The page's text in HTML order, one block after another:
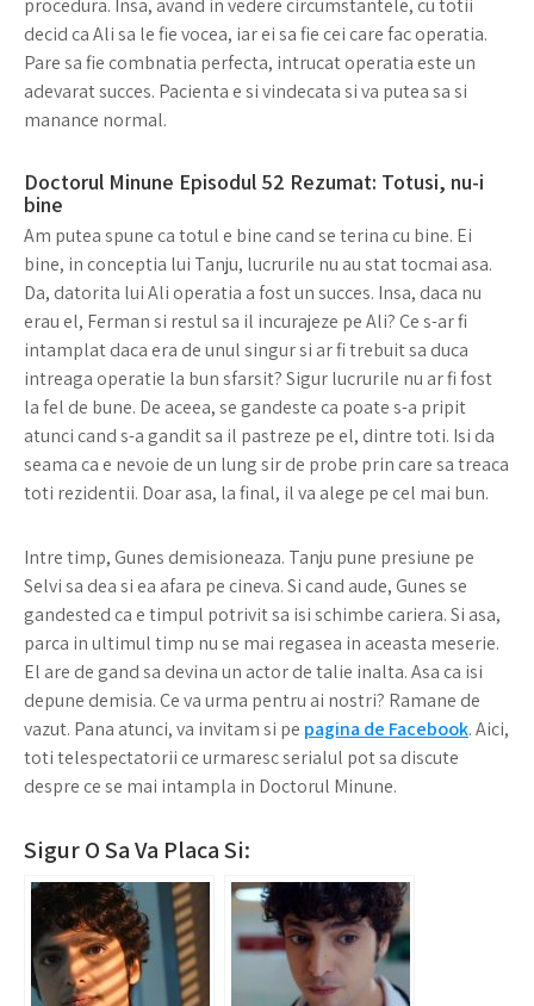
procedura. Insa, avand in vedere circumstantele, cu totii
decid ca Ali sa le fie vocea, iar ei sa fie cei care fac operatia.
Pare sa fie combnatia perfecta, intrucat operatia este un
adevarat succes. Pacienta e si vindecata si va putea sa si
manance normal.
Doctorul Minune Episodul 52 Rezumat: Totusi, nu-i
bine
Am putea spune ca totul e bine cand se terina cu bine. Ei
bine, in conceptia lui Tanju, lucrurile nu au stat tocmai asa.
Da, datorita lui Ali operatia a fost un succes. Insa, daca nu
erau el, Ferman si restul sa il incurajeze pe Ali? Ce s-ar fi
intamplat daca era de unul singur si ar fi trebuit sa duca
intreaga operatie la bun sfarsit? Sigur lucrurile nu ar fi fost
la fel de bune. De aceea, se gandeste ca poate s-a pripit
atunci cand s-a gandit sa il pastreze pe el, dintre toti. Isi da
seama ca e nevoie de un lung sir de probe prin care sa treaca
toti rezidentii. Doar asa, la final, il va alege pe cel mai bun.
Intre timp, Gunes demisioneaza. Tanju pune presiune pe
Selvi sa dea si ea afara pe cineva. Si cand aude, Gunes se
gandested ca e timpul potrivit sa isi schimbe cariera. Si asa,
parca in ultimul timp nu se mai regasea in aceasta meserie.
El are de gand sa devina un actor de talie inalta. Asa ca isi
depune demisia. Ce va urma pentru ai nostri? Ramane de
vazut. Pana atunci, va invitam si pe pagina de Facebook. Aici,
toti telespectatorii ce urmaresc serialul pot sa discute
despre ce se mai intampla in Doctorul Minune.
Sigur O Sa Va Placa Si: